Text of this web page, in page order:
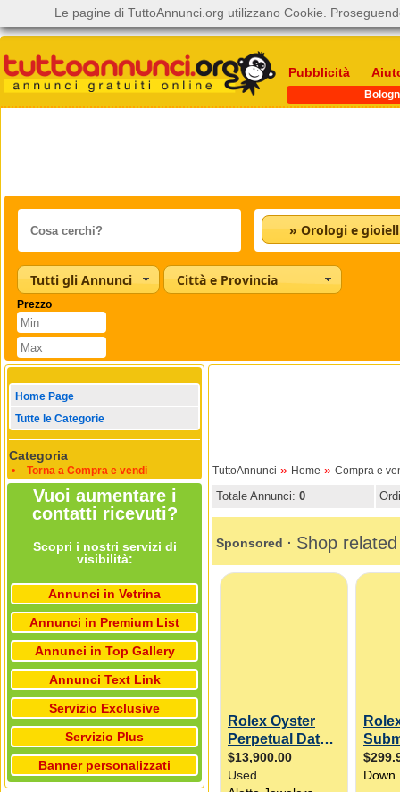
Pubblicità
» Orologi e
Tutti gli Annunci Città e Provincia
Prezzo
Home Page
Tutte le Categorie
Categoria
Torna a Compra e vendi
Vuoi aumentare i
contatti ricevuti?
Scopri i nostri servizi di
visibilità:
Annunci in Vetrina
Annunci in Premium List
Annunci in Top Gallery
Annunci Text Link
Servizio Exclusive
Servizio Plus
Banner personalizzati
TuttoAnnunci » Home » Compra e
Totale Annunci: 0
Le pagine di TuttoAnnunci.org utilizzano Cookie.